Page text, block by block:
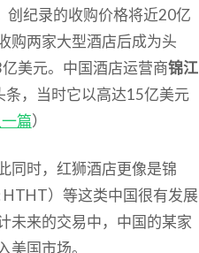
创纪录的收购价格将近20亿
购两家大型酒店后成为头
美元。中国酒店运营商锦江
条，当时它以高达15亿美元
一篇）
同时，红狮酒店更像是锦
HTHT）等这类中国很有发展
未来的交易中，中国的某家
国市场。